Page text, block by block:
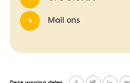
Mail ons